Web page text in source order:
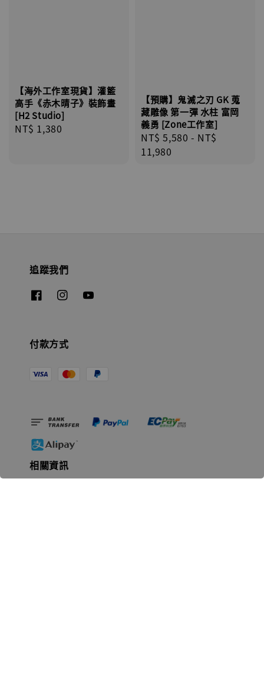
【海外工作室現貨】灌籃
高手《赤木晴子》裝飾畫
[H2 Studio]
Regular
NT$ 1,380
【預購】鬼滅之刃 GK 蒐
藏雕像 第一彈 水柱 富岡
義勇 [Zone工作室]
Regular
price
NT$ 5,580 - NT$
11,980
追蹤我們
付款方式
相關資訊